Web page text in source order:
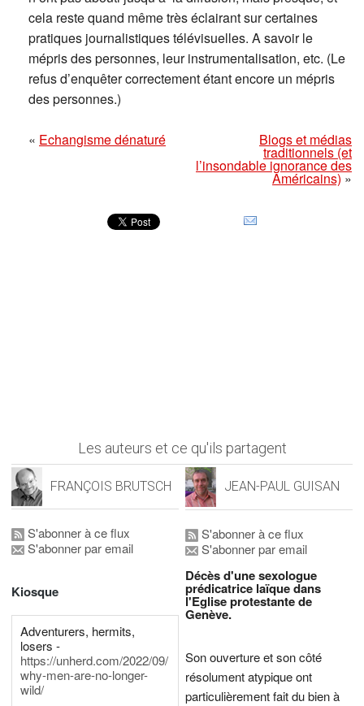
cela reste quand même très éclairant sur certaines
pratiques journalistiques télévisuelles. A savoir le
mépris des personnes, leur instrumentalisation, etc. (Le
refus d’enquêter correctement étant encore un mépris
des personnes.)
« Echangisme dénaturé Blogs et médias
traditionnels (et
l’insondable ignorance des
Américains)»
Les auteurs et ce qu'ils partagent
FRANÇOIS BRUTSCH
S'abonner à ce flux
S'abonner par email
Kiosque
Adventurers, hermits,
losers -
https://unherd.com/2022/09/
why-men-are-no-longer-
wild/
JEAN-PAUL GUISAN
S'abonner à ce flux
S'abonner par email
Décès d'une sexologue
prédicatrice laïque dans
l'Eglise protestante de
Genève.
Son ouverture et son côté
résolument atypique ont
particulièrement fait du bien à